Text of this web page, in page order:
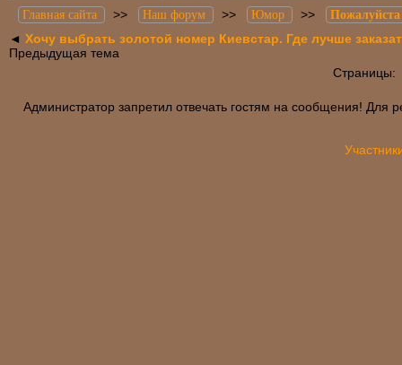
Главная сайта >> Наш форум >> Юмор >> Пожалуйста
◄ Хочу выбрать золотой номер Киевстар. Где лучше
Предыдущая тема
Страницы:
Администратор запретил отвечать гостям на сообщения! Для